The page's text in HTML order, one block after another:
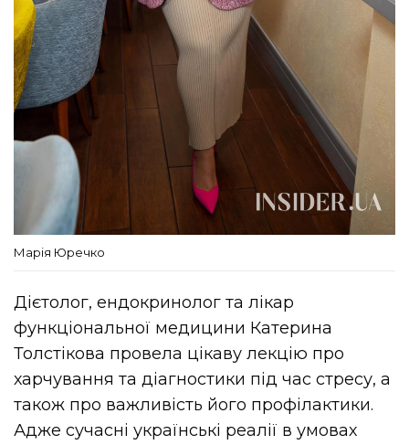
Марія Юречко
Дієтолог, ендокринолог та лікар
функціональної медицини Катерина
Толстікова провела цікаву лекцію про
харчування та діагностики під час стресу, а
також про важливість його профілактики.
Адже сучасні українські реалії в умовах